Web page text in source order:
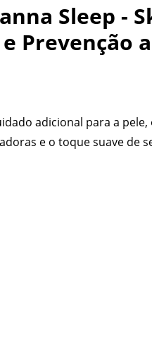
Sleep -
Prevenção
adicional para a pele,
e o toque suave de